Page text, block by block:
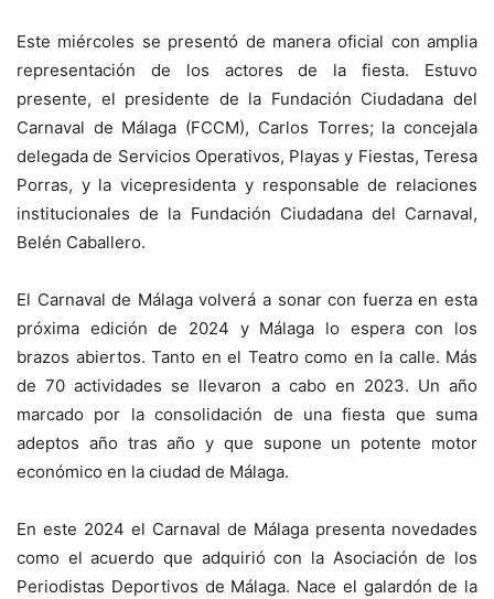
Este miércoles se presentó de manera oficial con amplia
representación de los actores de la fiesta. Estuvo
presente, el presidente de la Fundación Ciudadana del
Carnaval de Málaga (FCCM), Carlos Torres; la concejala
delegada de Servicios Operativos, Playas y Fiestas, Teresa
Porras, y la vicepresidenta y responsable de relaciones
institucionales de la Fundación Ciudadana del Carnaval,
Belén Caballero.
El Carnaval de Málaga volverá a sonar con fuerza en esta
próxima edición de 2024 y Málaga lo espera con los
brazos abiertos. Tanto en el Teatro como en la calle. Más
de 70 actividades se llevaron a cabo en 2023. Un año
marcado por la consolidación de una fiesta que suma
adeptos año tras año y que supone un potente motor
económico en la ciudad de Málaga.
En este 2024 el Carnaval de Málaga presenta novedades
como el acuerdo que adquirió con la Asociación de los
Periodistas Deportivos de Málaga. Nace el galardón de la